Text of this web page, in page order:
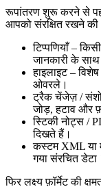
रूपांतरण शुरू करने से
आपको संरक्षित रखने
टिप्पणियाँ–
जानकारी के
हाइलाइट– विशेष
ओवरले।
ट्रैक चेंजेज़ /
जोड़, हटाव और
स्टिकी नोट्स /
दिखते हैं।
कस्टम XML या
गया संरचित डेटा।
फिर लक्ष्य फ़ॉर्मेट की